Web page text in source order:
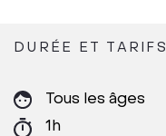
DURÉE ET TARIFS
Tous les âges
1h